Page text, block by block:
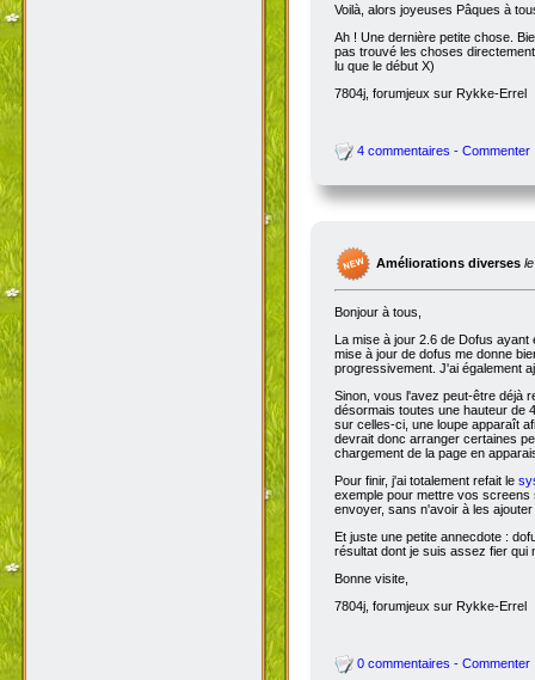
Voilà, alors joyeuses Pâques à
Ah ! Une dernière petite chose.
pas trouvé les choses
lu que le début X)
7804j, forumjeux sur Rykke-Errel
4 commentaires - Commenter
Améliorations diverses
Bonjour à tous,
La mise à jour 2.6 de Dofus
mise à jour de dofus me donne
progressivement. J'ai également
Sinon, vous l'avez peut-être déjà
désormais toutes une hauteur de
sur celles-ci, une loupe apparaît
devrait donc arranger certaines
chargement de la page en
Pour finir, j'ai totalement refait le
exemple pour mettre vos
envoyer, sans n'avoir à les
Et juste une petite annecdote :
résultat dont je suis assez fier qui
Bonne visite,
7804j, forumjeux sur Rykke-Errel
0 commentaires - Commenter